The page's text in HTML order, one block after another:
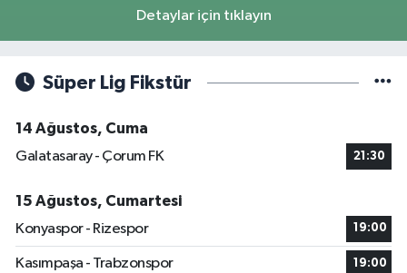
Detaylar için tıklayın
Süper Lig Fikstür
14 Ağustos, Cuma
Galatasaray - Çorum FK
21:30
15 Ağustos, Cumartesi
Konyaspor - Rizespor
19:00
Kasımpaşa - Trabzonspor 19:00